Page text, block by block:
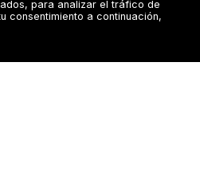
Más información
para analizar el tráfico de
consentimiento a continuación,